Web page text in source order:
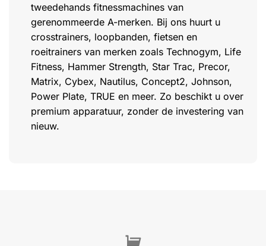
tweedehands fitnessmachines van
gerenommeerde A-merken. Bij ons huurt u
crosstrainers, loopbanden, fietsen en
roeitrainers van merken zoals Technogym, Life
Fitness, Hammer Strength, Star Trac, Precor,
Matrix, Cybex, Nautilus, Concept2, Johnson,
Power Plate, TRUE en meer. Zo beschikt u over
premium apparatuur, zonder de investering van
nieuw.